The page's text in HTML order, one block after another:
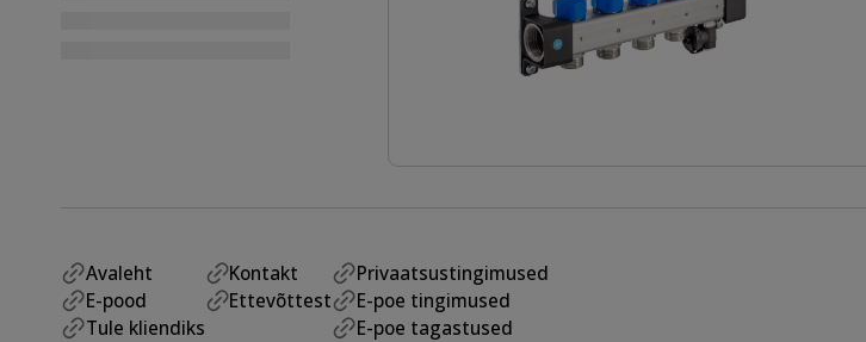
Avaleht
E-pood
Tule kliendiks
Kontakt
Ettevõttest
Privaatsustingimused
E-poe tingimused
E-poe tagastused